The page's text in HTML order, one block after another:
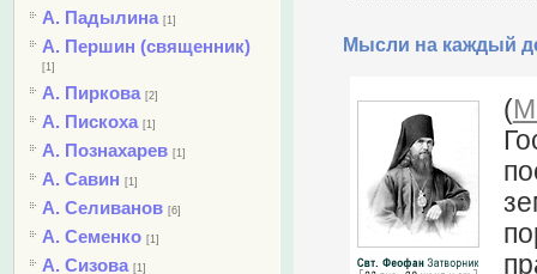
А. Падылина [1]
А. Першин (священник)
[1]
А. Пиркова [2]
А. Пискоха [1]
А. Познахарев [1]
А. Савин [1]
А. Селиванов [6]
А. Семенко [1]
А. Сизова [1]
Мысли на каждый
(